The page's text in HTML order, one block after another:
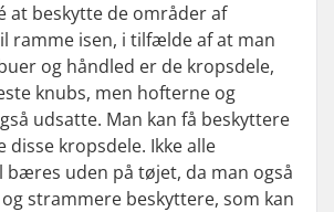
at beskytte de områder af
ramme isen, i tilfælde af at man
og håndled er de kropsdele,
knubs, men hofterne og
udsatte. Man kan få beskyttere
disse kropsdele. Ikke alle
bæres uden på tøjet, da man også
strammere beskyttere, som kan